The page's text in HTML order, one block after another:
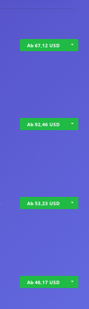
Ab 67,12 USD
Ab 92,46 USD
Ab 53,23 USD
Ab 46,17 USD